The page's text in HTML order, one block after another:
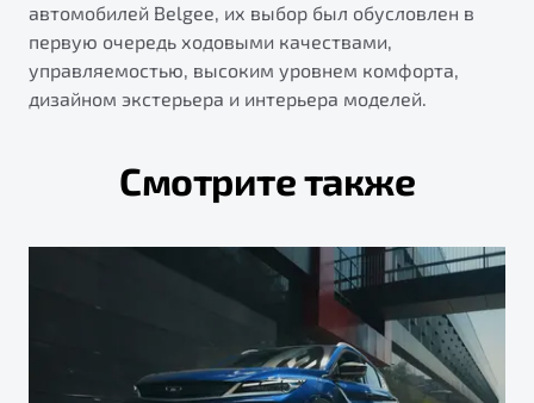
автомобилей Belgee, их выбор был обусловлен в
первую очередь ходовыми качествами,
управляемостью, высоким уровнем комфорта,
дизайном экстерьера и интерьера моделей.
Смотрите также